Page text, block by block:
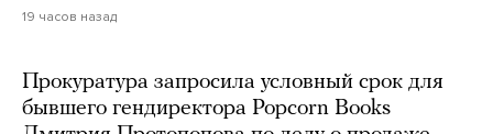
19 часов назад
Прокуратура запросила условный срок для
бывшего гендиректора Popcorn Books